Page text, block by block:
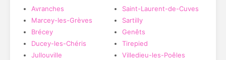
Avranches
Marcey-les-Grèves
Brécey
Ducey-les-Chéris
Jullouville
Saint-Laurent-de-Cuves
Sartilly
Genêts
Tirepied
Villedieu-les-Poêles